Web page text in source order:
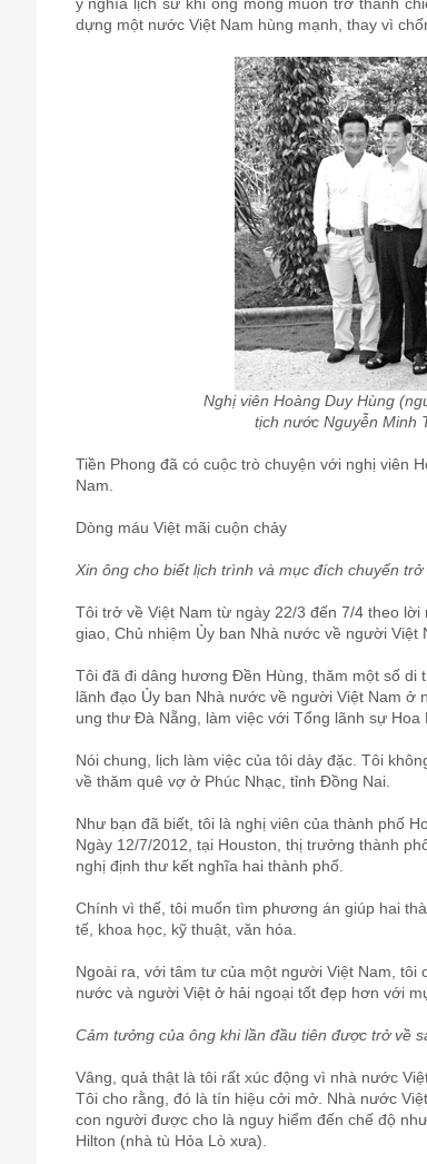
dựng một nước Việt Nam hùng mạnh, thay vì
Nghị viên Hoàng Duy Hùng
tịch nước Nguyễn Minh
Tiền Phong đã có cuộc trò chuyện với nghị viên
Nam.
Dòng máu Việt mãi cuộn chảy
Xin ông cho biết lịch trình và mục đích chuyến
Tôi trở về Việt Nam từ ngày 22/3 đến 7/4 theo
giao, Chủ nhiệm Ủy ban Nhà nước về người Việt
Tôi đã đi dâng hương Đền Hùng, thăm một số di
lãnh đạo Ủy ban Nhà nước về người Việt Nam ở
ung thư Đà Nẵng, làm việc với Tổng lãnh sự Hoa
Nói chung, lịch làm việc của tôi dày đặc. Tôi
về thăm quê vợ ở Phúc Nhạc, tỉnh Đồng Nai.
Như bạn đã biết, tôi là nghị viên của thành phố
Ngày 12/7/2012, tại Houston, thị trưởng thành
nghị định thư kết nghĩa hai thành phố.
Chính vì thế, tôi muốn tìm phương án giúp hai
tế, khoa học, kỹ thuật, văn hóa.
Ngoài ra, với tâm tư của một người Việt Nam,
nước và người Việt ở hải ngoại tốt đẹp hơn với
Cảm tưởng của ông khi lần đầu tiên được trở về
Vâng, quả thật là tôi rất xúc động vì nhà nước
Tôi cho rằng, đó là tín hiệu cởi mở. Nhà nước
con người được cho là nguy hiểm đến chế độ
Hilton (nhà tù Hỏa Lò xưa).